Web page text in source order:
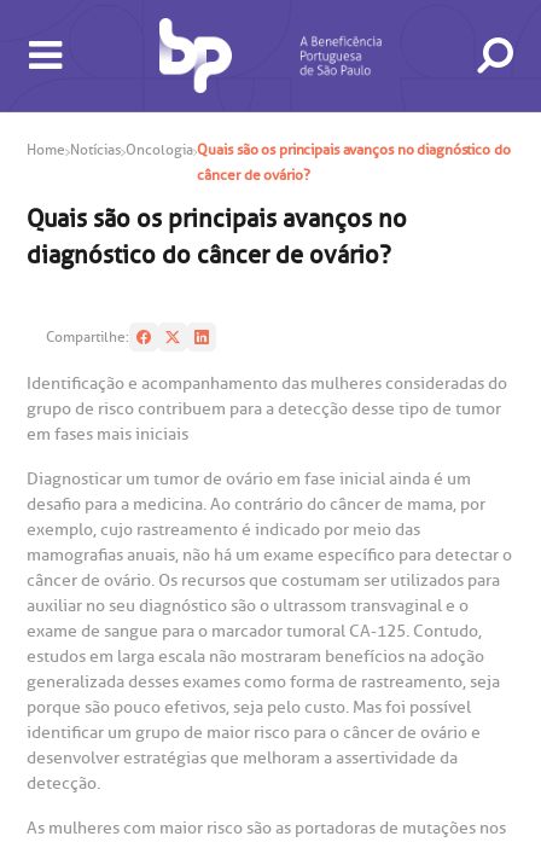
BUSCA
CONSULTAS E EXAMES
de consultas e exames
in antecipado
de exames
de Exames
ATENDIMENTO 24H
SAC
A BP conta com você para melhorar sempre a qualidade do
atendimento e dos serviços prestados.
A Ouvidoria e SAC são canais para você, cliente da BP, tirar
suas dúvidas, registrar suas reclamações ou fazer elogios
relacionados ao nosso atendimento e aos nossos serviços.
Horário de atendimento: 2ª a 6ª feira das 7h às 18h
(11)3505-1000
CONHEÇA AS UNIDADES
Hospital BP
Saiba mais
Endereço:
INSTITUCIONAL
e Pesquisa
do médico
de conduta
Financeiras
NOSSOS SERVIÇOS
INFORMAÇÕES ÚTEIS
de atendimento
de Infarto SUS
de Visita
ESPECIALIDADES
de Oncologia e Hematologia
de Excelência em Neurologia e
de Excelência em Ortopedia
Home Notícias Oncologia Quais são os principais avanços no diagnóstico do
câncer de ovário?
Quais são os principais avanços no
diagnóstico do câncer de ovário?
Compartilhe:
Identificação e acompanhamento das mulheres consideradas do
grupo de risco contribuem para a detecção desse tipo de tumor
em fases mais iniciais
Diagnosticar um tumor de ovário em fase inicial ainda é um
desafio para a medicina. Ao contrário do câncer de mama, por
exemplo, cujo rastreamento é indicado por meio das
mamografias anuais, não há um exame específico para detectar o
câncer de ovário. Os recursos que costumam ser utilizados para
auxiliar no seu diagnóstico são o ultrassom transvaginal e o
exame de sangue para o marcador tumoral CA-125. Contudo,
estudos em larga escala não mostraram benefícios na adoção
generalizada desses exames como forma de rastreamento, seja
porque são pouco efetivos, seja pelo custo. Mas foi possível
identificar um grupo de maior risco para o câncer de ovário e
desenvolver estratégias que melhoram a assertividade da
detecção.
As mulheres com maior risco são as portadoras de mutações nos